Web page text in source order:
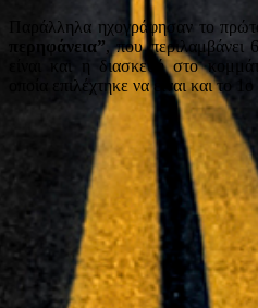
Παράλληλα ηχογράφησαν το
περηφάνεια”, που περιλαμβάνει
είναι και η διασκευή στο
οποία επιλέχτηκε να είναι και το